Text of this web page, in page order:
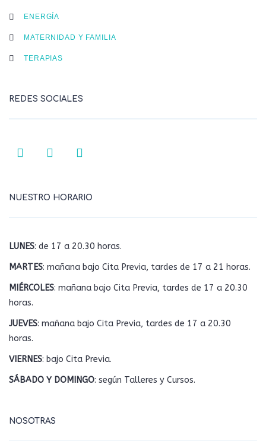
ENERGÍA
MATERNIDAD Y FAMILIA
TERAPIAS
REDES SOCIALES
NUESTRO HORARIO
LUNES: de 17 a 20.30 horas.
MARTES: mañana bajo Cita Previa, tardes de 17 a 21 horas.
MIÉRCOLES: mañana bajo Cita Previa, tardes de 17 a 20.30
horas.
JUEVES: mañana bajo Cita Previa, tardes de 17 a 20.30
horas.
VIERNES: bajo Cita Previa.
SÁBADO Y DOMINGO: según Talleres y Cursos.
NOSOTRAS